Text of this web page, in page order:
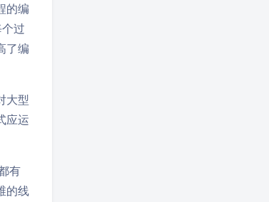
的编
过
了编
大型
应运
有
的线